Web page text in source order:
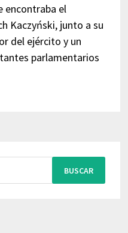
encontraba el
Kaczyński, junto a su
del ejército y un
parlamentarios